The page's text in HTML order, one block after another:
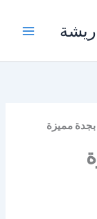
مميزة